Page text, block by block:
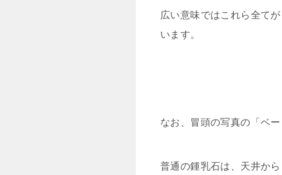
広い意味ではこれら全て
います。
なお、冒頭の写真の「ベ
普通の鍾乳石は、天井か